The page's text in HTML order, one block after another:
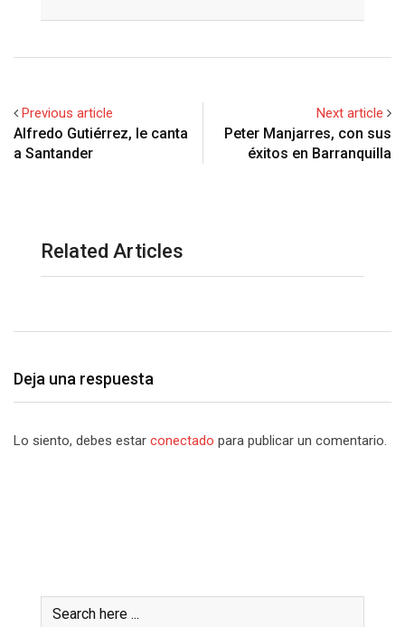
Previous article
Alfredo Gutiérrez, le canta
a Santander
Next article
Peter Manjarres, con sus
éxitos en Barranquilla
Related Articles
Deja una respuesta
Lo siento, debes estar conectado para publicar un comentario.